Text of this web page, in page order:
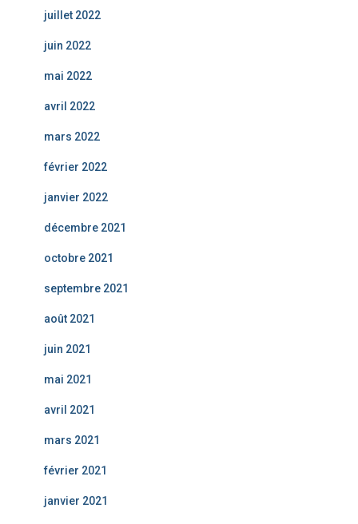
juillet 2022
juin 2022
mai 2022
avril 2022
mars 2022
février 2022
janvier 2022
décembre 2021
octobre 2021
septembre 2021
août 2021
juin 2021
mai 2021
avril 2021
mars 2021
février 2021
janvier 2021